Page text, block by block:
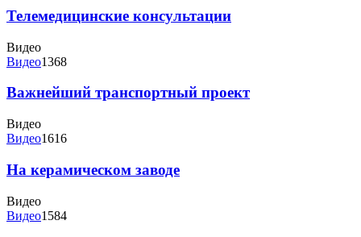
Телемедицинские консультации
Видео
Видео1368
Важнейший транспортный проект
Видео
Видео1616
На керамическом заводе
Видео
Видео1584